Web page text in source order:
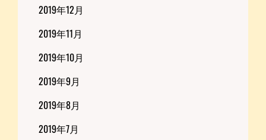
2019年12月
2019年11月
2019年10月
2019年9月
2019年8月
2019年7月